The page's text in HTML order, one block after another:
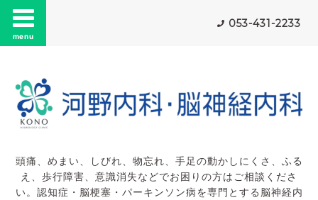
menu
053-431-2233
頭痛、めまい、しびれ、物忘れ、手足の動かしにくさ、ふる
え、歩行障害、意識消失などでお困りの方はご相談くださ
い。認知症・脳梗塞・パーキンソン病を専門とする脳神経内